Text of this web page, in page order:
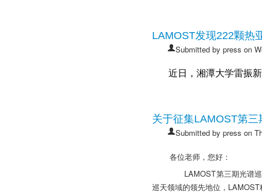
LAMOST发现222颗热
Submitted by press on
近日，湘潭大学雷振
关于征集LAMOST第
Submitted by press on
各位老师，您好：
LAMOST第三期光谱巡
巡天领域的领先地位，